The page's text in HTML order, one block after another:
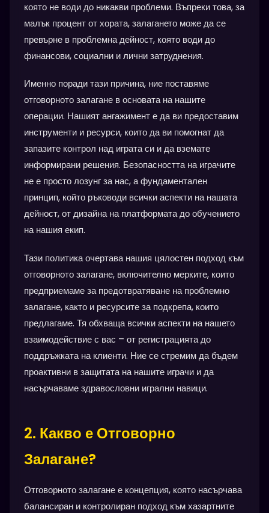
която не води до никакви проблеми. Въпреки това, за
малък процент от хората, залагането може да се
превърне в проблемна дейност, която води до
финансови, социални и лични затруднения.
Именно поради тази причина, ние поставяме
отговорното залагане в основата на нашите
операции. Нашият ангажимент е да ви предоставим
инструменти и ресурси, които да ви помогнат да
запазите контрол над играта си и да вземате
информирани решения. Безопасността на играчите
не е просто лозунг за нас, а фундаментален
принцип, който ръководи всички аспекти на нашата
дейност, от дизайна на платформата до обучението
на нашия екип.
Тази политика очертава нашия цялостен подход към
отговорното залагане, включително мерките, които
предприемаме за предотвратяване на проблемно
залагане, както и ресурсите за подкрепа, които
предлагаме. Тя обхваща всички аспекти на нашето
взаимодействие с вас – от регистрацията до
поддръжката на клиенти. Ние се стремим да бъдем
проактивни в защитата на нашите играчи и да
насърчаваме здравословни игрални навици.
2. Какво е Отговорно
Залагане?
Отговорното залагане е концепция, която насърчава
балансиран и контролиран подход към хазартните